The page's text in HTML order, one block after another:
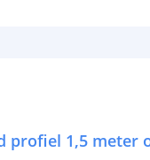
profiel 1,5 meter